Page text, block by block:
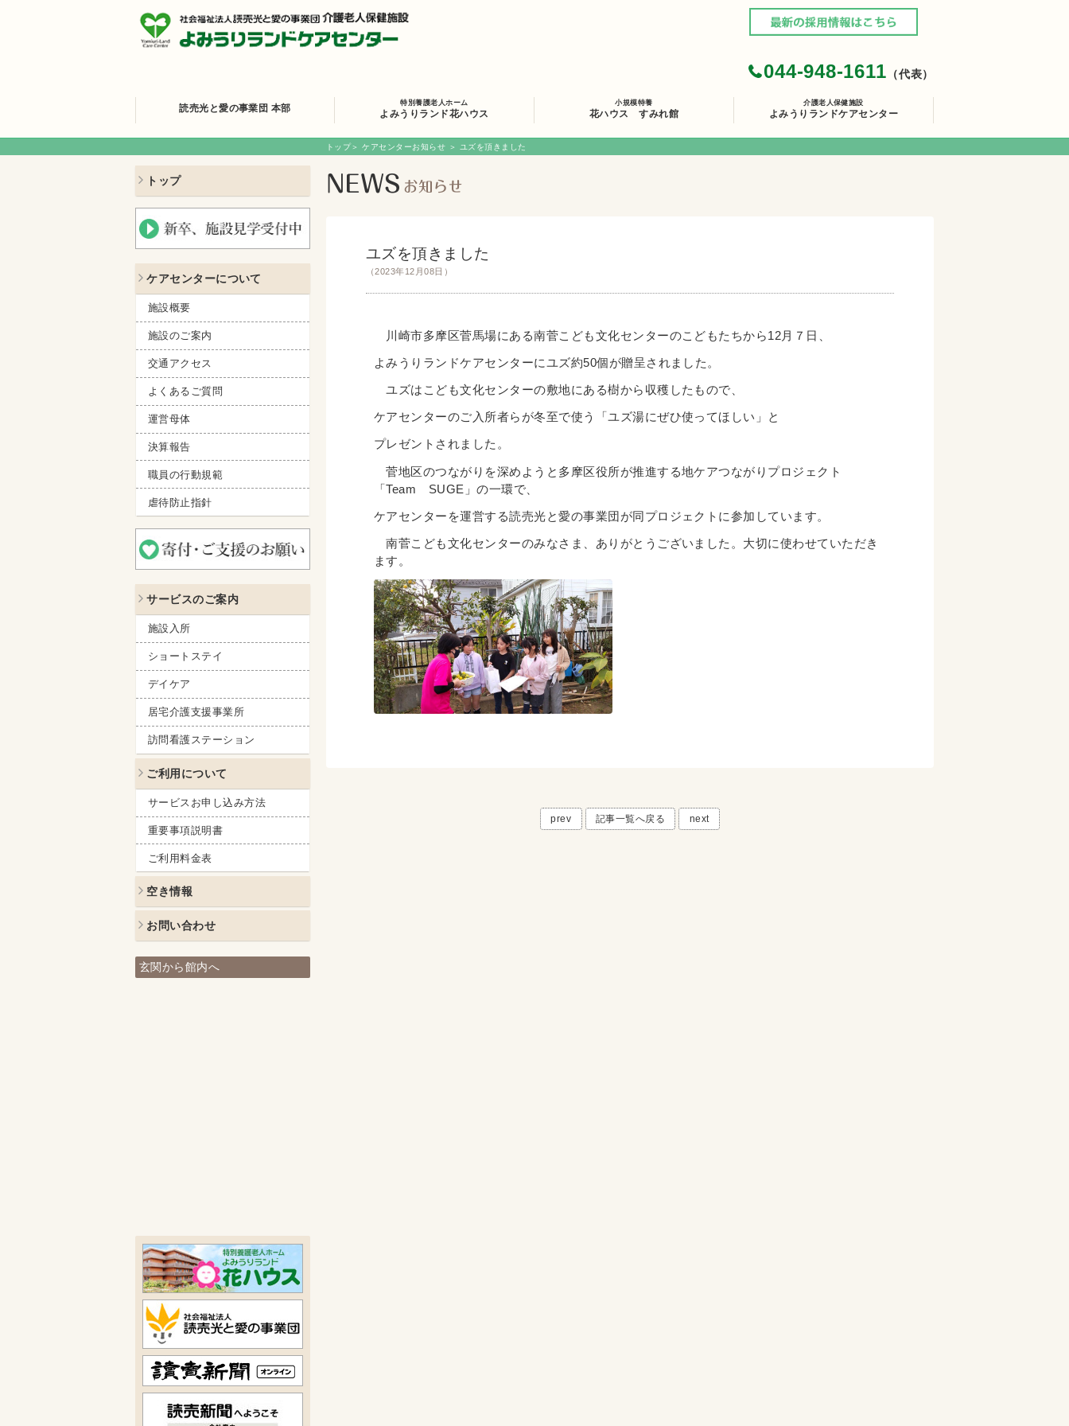
044-948-1611 （代表）
読売光と愛の事業団 本部 特別養護老人ホーム
よみうりランド花ハウス
小規模特養
花ハウス すみれ館
介護老人保健施設
よみうりランドケアセンター
トップ
ケアセンターについて
施設概要
施設のご案内
交通アクセス
よくあるご質問
運営母体
決算報告
職員の行動規範
虐待防止指針
サービスのご案内
施設入所
ショートステイ
デイケア
居宅介護支援事業所
訪問看護ステーション
ご利用について
サービスお申し込み方法
重要事項説明書
ご利用料金表
空き情報
お問い合わせ
玄関から館内へ
トップ＞ケアセンターお知らせ ＞ ユズを頂きました
ユズを頂きました
（2023年12月08日）
川崎市多摩区菅馬場にある南菅こども文化センターのこどもたちから12月７日、
よみうりランドケアセンターにユズ約50個が贈呈されました。
ユズはこども文化センターの敷地にある樹から収穫したもので、
ケアセンターのご入所者らが冬至で使う「ユズ湯にぜひ使ってほしい」と
プレゼントされました。
菅地区のつながりを深めようと多摩区役所が推進する地ケアつながりプロジェクト
「Team SUGE」の一環で、
ケアセンターを運営する読売光と愛の事業団が同プロジェクトに参加しています。
南菅こども文化センターのみなさま、ありがとうございました。大切に使わせていただき
ます。
prev 記事一覧へ戻る next